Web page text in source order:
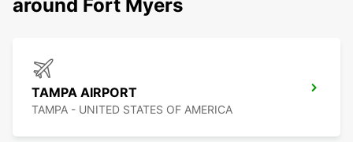
around Fort Myers
TAMPA AIRPORT
TAMPA - UNITED STATES OF AMERICA